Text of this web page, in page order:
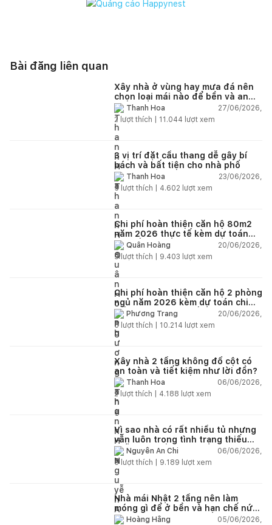
Bài đăng liên quan
Xây nhà ở vùng hay mưa đá nên
chọn loại mái nào để bền và an
toàn?Thanh Hoa
27/06/2026,
2 lượt thích | 11.044 lượt xem
3 vị trí đặt cầu thang dễ gây bí
bách và bất tiện cho nhà phố
Thanh Hoa
23/06/2026,
5 lượt thích | 4.602 lượt xem
Chi phí hoàn thiện căn hộ 80m2
năm 2026 thực tế kèm dự toán
chi tiết từng hạng mục
Quân Hoàng
20/06/2026,
9lượt thích | 9.403 lượt xem
Chi phí hoàn thiện căn hộ 2 phòng
ngủ năm 2026 kèm dự toán chi
tiết và ví dụ thực tế
Phương Trang
20/06/2026,
5 lượt thích | 10.214 lượt xem
Xây nhà 2 tầng không đổ cột có
an toàn và tiết kiệm như lời đồn?
Thanh Hoa
06/06/2026,
2lượt thích | 4.188 lượt xem
Vì sao nhà có rất nhiều tủ nhưng
vẫn luôn trong tình trạng thiếu
chỗ chứa đồ?
Nguyễn An Chi
06/06/2026,
5lượt thích | 9.189 lượt xem
Nhà mái Nhật 2 tầng nên làm
móng gì để ở bền và hạn chế nứt
lún?Hoàng Hằng
05/06/2026,